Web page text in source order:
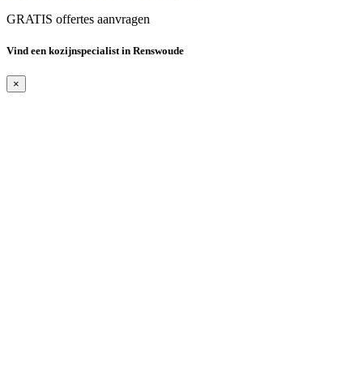
GRATIS offertes aanvragen
Vind een kozijnspecialist in Renswoude
×